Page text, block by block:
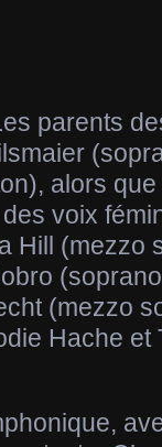
parents
alors
voix
Hill (mezzo
(mezzo
Hache et